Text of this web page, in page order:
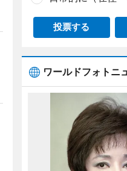
投票する
ワールドフォトニ